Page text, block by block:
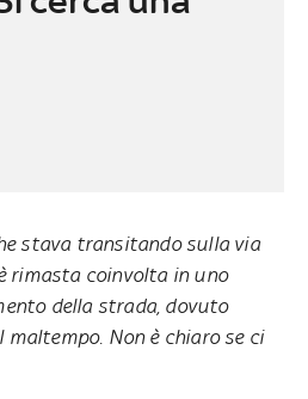
stava transitando sulla via
rimasta coinvolta in uno
della strada, dovuto
Non è chiaro se ci